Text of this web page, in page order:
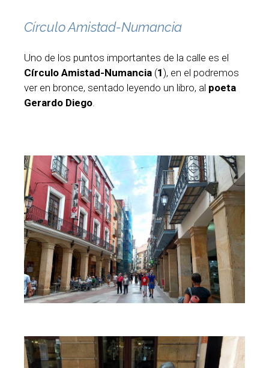
Círculo Amistad-Numancia
Uno de los puntos importantes de la calle es el
Círculo Amistad-Numancia (1), en el podremos
ver en bronce, sentado leyendo un libro, al poeta
Gerardo Diego